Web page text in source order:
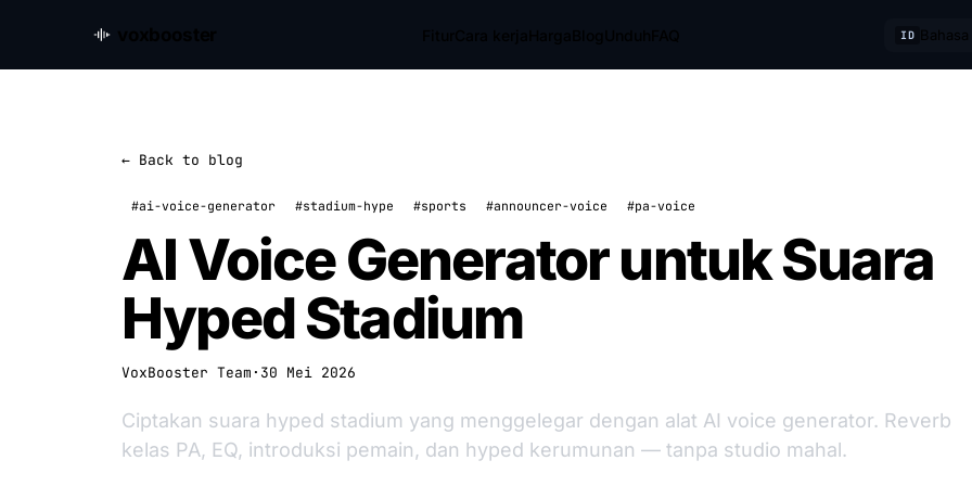
ID
← Back to blog
#ai-voice-generator #stadium-hype #sports #announcer-voice #pa-voice
AI Voice Generator untuk Suara
Hyped Stadium
VoxBooster Team · 30 Mei 2026
Ciptakan suara hyped stadium yang menggelegar dengan alat AI voice generator. Reverb
kelas PA, EQ, introduksi pemain, dan hyped kerumunan — tanpa studio mahal.